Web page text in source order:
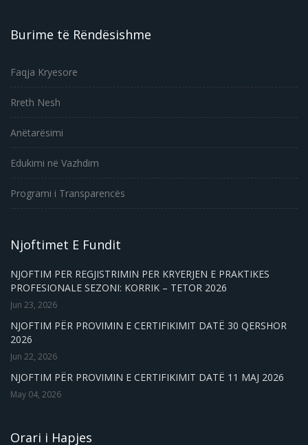
Burime të Rëndësishme
Faqja Kryesore
Rreth Nesh
Anëtarësimi
Edukimi në Vazhdim
Programi i Transparencës
Njoftimet E Fundit
NJOFTIM PER REGJISTRIMIN PER KRYERJEN E PRAKTIKES
PROFESIONALE SEZONI: KORRIK – TETOR 2026
Jun 23, 2026
NJOFTIM PËR PROVIMIN E CERTIFIKIMIT DATË 30 QERSHOR
2026
Jun 22, 2026
NJOFTIM PËR PROVIMIN E CERTIFIKIMIT DATË 11 MAJ 2026
May 04, 2026
Orari i Hapjes